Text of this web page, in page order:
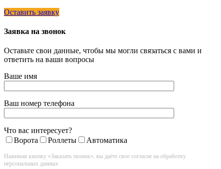
Оставить заявку
Заявка на звонок
Оставьте свои данные, чтобы мы могли связаться с вами и
ответить на ваши вопросы
Ваше имя
Ваш номер телефона
Что вас интересует?
Ворота
Роллеты Автоматика
Нажимая кнопку «Заказать звонок», вы даёте свое согласие на обработку
персональных данных